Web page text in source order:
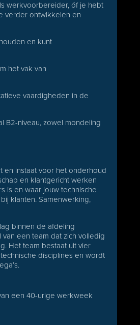
werkvoorbereider, óf je hebt
verder ontwikkelen en
en kunt
het vak van
vaardigheden in de
B2-niveau, zowel mondeling
en instaat voor het onderhoud
en klantgericht werken
is en waar jouw technische
klanten. Samenwerking,
binnen de afdeling
een team dat zich volledig
Het team bestaat uit vier
disciplines en wordt
een 40-urige werkweek